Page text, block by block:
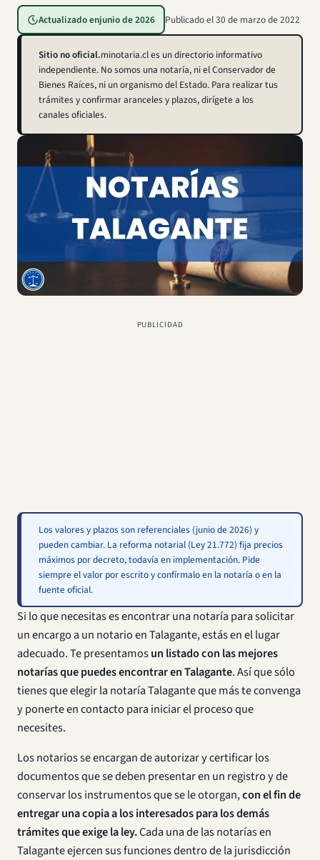
Actualizado enjunio de 2026 Publicado el30 de marzo de 2022
Sitio no oficial.minotaria.cl es un directorio informativo
independiente. No somos una notaría, ni el Conservador de
Bienes Raíces, ni un organismo del Estado. Para realizar tus
trámites y confirmar aranceles y plazos, dirígete a los
canales oficiales.
PUBLICIDAD
Los valores y plazos son referenciales (junio de 2026) y
pueden cambiar. La reforma notarial (Ley 21.772) fija precios
máximos por decreto, todavía en implementación. Pide
siempre el valor por escrito y confírmalo en la notaría o en la
fuente oficial.
Si lo que necesitas es encontrar una notaría para solicitar
un encargo a un notario en Talagante, estás en el lugar
adecuado. Te presentamosun listado con las mejores
notarías que puedes encontrar en Talagante. Así que sólo
tienes que elegir la notaría Talagante que más te convenga
y ponerte en contacto para iniciar el proceso que
necesites.
Los notarios se encargan de autorizar y certificar los
documentos que se deben presentar en un registro y de
conservar los instrumentos que se le otorgan,con el fin de
entregar una copia a los interesados para los demás
trámites que exige la ley.Cada una de las notarías en
Talagante ejercen sus funciones dentro de la jurisdicción